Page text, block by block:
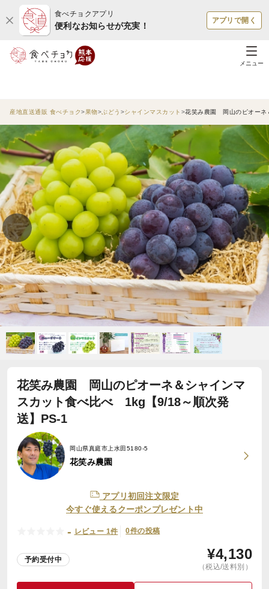
食べチョクアプリ
便利なお知らせが充実！
アプリで開く
メニュー
産地直送通販 食べチョク 果物 ぶどう シャインマスカット 花笑み農園 岡山のピオー
花笑み農園 岡山のピオーネ＆シャインマ
スカット食べ比べ 1kg【9/18～順次発
送】PS-1
岡山県真庭市上水田5180-5
花笑み農園
アプリ初回注文限定
今すぐ使えるクーポンプレゼント中
- レビュー 1件 0件の投稿
予約受付中 ¥4,130
（税込/送料別）